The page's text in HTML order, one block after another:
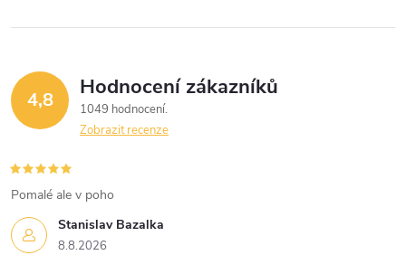
4,8 Hodnocení zákazníků
1049 hodnocení
Zobrazit recenze
Stanislav Bazalka
8.8.2026
Pomalé ale v poho